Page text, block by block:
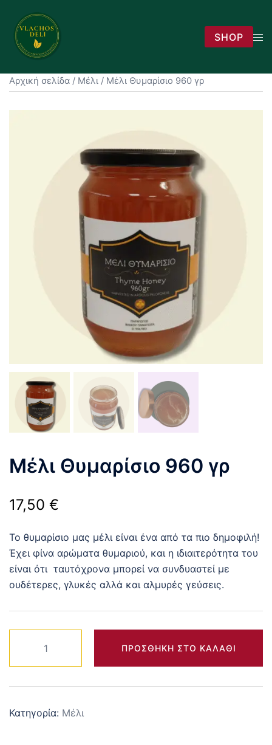
content
SHOP
Αρχική σελίδα / Μέλι / Μέλι Θυμαρίσιο 960 γρ
Μέλι Θυμαρίσιο 960 γρ
17,50 €
Το θυμαρίσιο μας μέλι είναι ένα από τα πιο δημοφιλή!
Έχει φίνα αρώματα θυμαριού, και η ιδιαιτερότητα του
είναι ότι ταυτόχρονα μπορεί να συνδυαστεί με
ουδέτερες, γλυκές αλλά και αλμυρές γεύσεις.
Θυμαρίσιο
960
γρ
ΠΡΟΣΘΉΚΗ ΣΤΟ ΚΑΛΆΘΙ
Κατηγορία: Μέλι